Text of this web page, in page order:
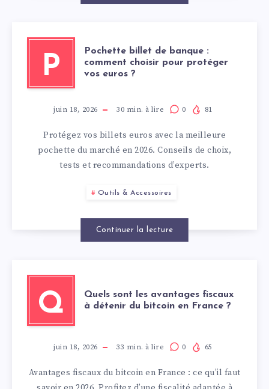
P
Pochette billet de banque :
comment choisir pour protéger
vos euros ?
juin 18, 2026 30 min. à lire 0 81
Protégez vos billets euros avec la meilleure
pochette du marché en 2026. Conseils de choix,
tests et recommandations d’experts.
Outils & Accessoires
Continuer la lecture
Q
Quels sont les avantages fiscaux
à détenir du bitcoin en France ?
juin 18, 2026 33 min. à lire 0 65
Avantages fiscaux du bitcoin en France : ce qu’il faut